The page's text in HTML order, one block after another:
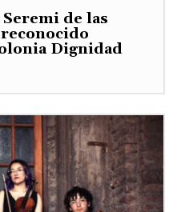
de las
Dignidad